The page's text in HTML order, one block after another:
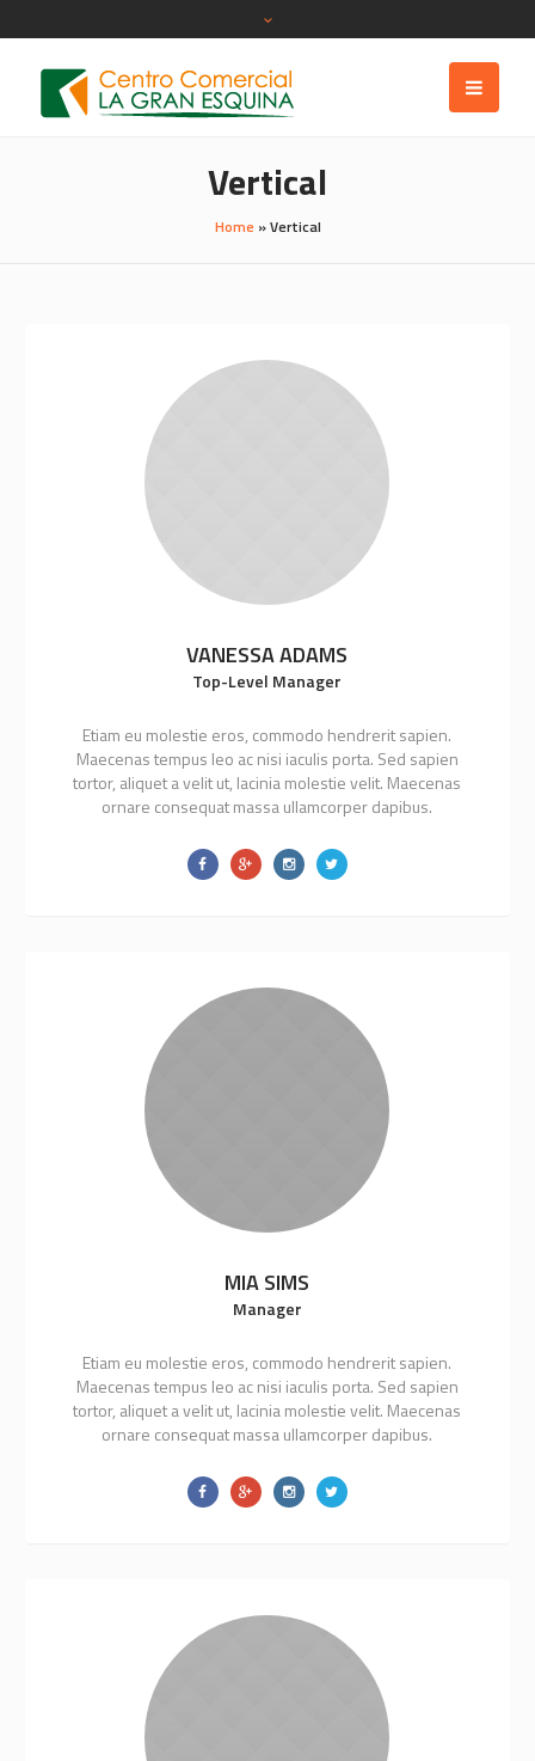
Vertical
Home »Vertical
VANESSA ADAMS
Top-Level Manager
Etiam eu molestie eros, commodo hendrerit sapien.
Maecenas tempus leo ac nisi iaculis porta. Sed sapien
tortor, aliquet a velit ut, lacinia molestie velit. Maecenas
ornare consequat massa ullamcorper dapibus.
MIA SIMS
Manager
Etiam eu molestie eros, commodo hendrerit sapien.
Maecenas tempus leo ac nisi iaculis porta. Sed sapien
tortor, aliquet a velit ut, lacinia molestie velit. Maecenas
ornare consequat massa ullamcorper dapibus.